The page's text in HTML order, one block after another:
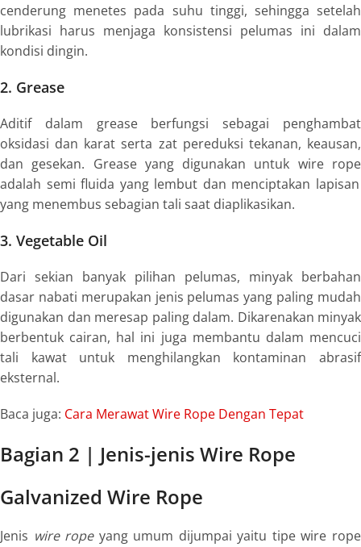
cenderung menetes pada suhu tinggi, sehingga setelah
lubrikasi harus menjaga konsistensi pelumas ini dalam
kondisi dingin.
2. Grease
Aditif dalam greaseberfungsi sebagai penghambat
oksidasi dan karat serta zat pereduksi tekanan, keausan,
dan gesekan. Greaseyang digunakan untuk wire rope
adalah semi fluida yang lembut dan menciptakan lapisan
yang menembus sebagian tali saat diaplikasikan.
3. Vegetable Oil
Dari sekian banyak pilihan pelumas, minyak berbahan
dasar nabati merupakan jenis pelumas yang paling mudah
digunakan dan meresap paling dalam. Dikarenakan minyak
berbentuk cairan, hal ini juga membantu dalam mencuci
tali kawat untuk menghilangkan kontaminan abrasif
eksternal.
Baca juga: Cara Merawat Wire Rope Dengan Tepat
Bagian 2 | Jenis-jenis Wire Rope
Galvanized Wire Rope
Jenis wire ropeyang umum dijumpai yaitu tipe wire rope